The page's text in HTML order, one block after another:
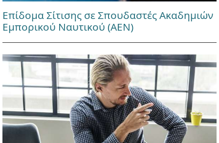
Επίδομα Σίτισης σε Σπουδαστές Ακαδημιών
Εμπορικού Ναυτικού (ΑΕΝ)